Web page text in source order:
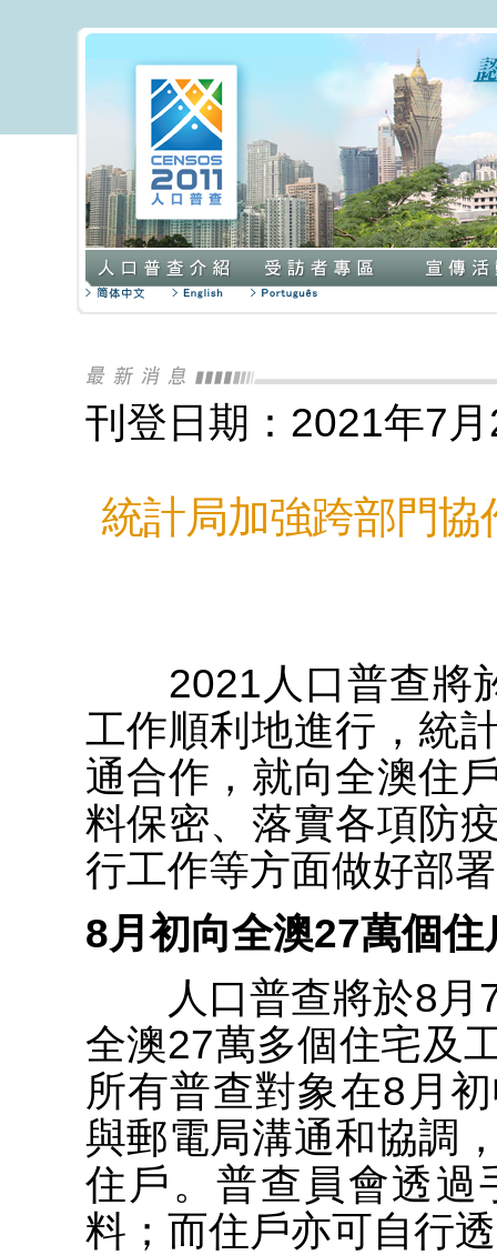
刊登日期：2021年7
統計局加強跨部門
2021人口普查將
工作順利地進行，統
通合作，就向全澳住
料保密、落實各項防
行工作等方面做好部
8月初向全澳27萬個
人口普查將於8月7
全澳27萬多個住宅及
所有普查對象在8月
與郵電局溝通和協調
住戶。普查員會透過
料；而住戶亦可自行